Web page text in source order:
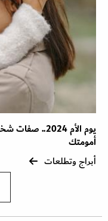
يوم الأم
أمومتك
أبراج وتطلعات